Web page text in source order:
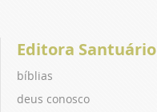
Editora Santuário
bíblias
deus conosco